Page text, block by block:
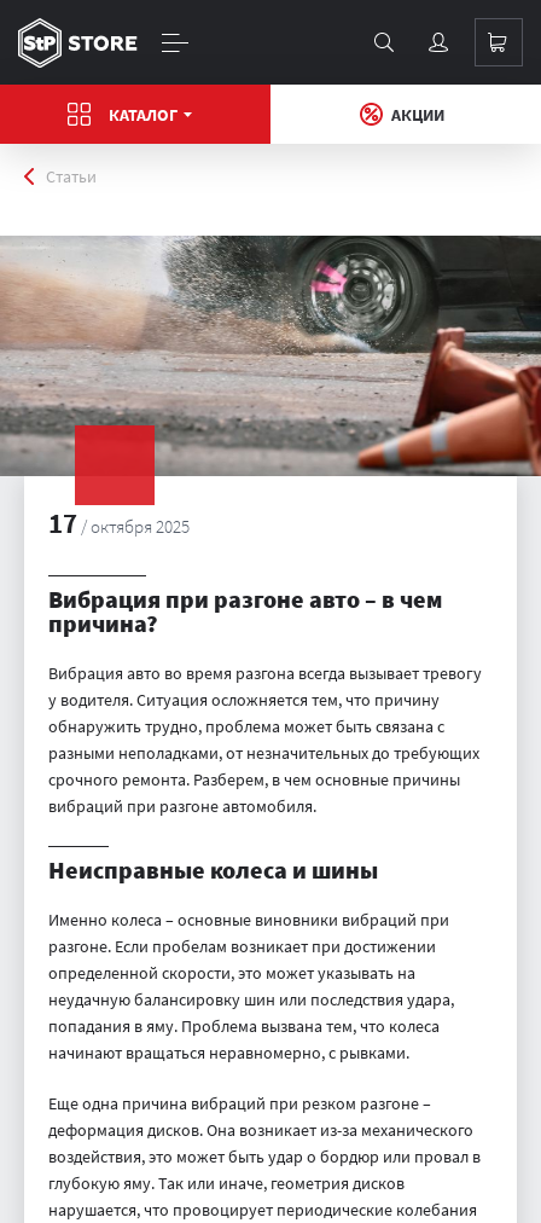
КАТАЛОГ АКЦИИ
Главная
Статьи
17 / октября 2025
Вибрация при разгоне авто – в чем
причина?
Вибрация авто во время разгона всегда вызывает тревогу
у водителя. Ситуация осложняется тем, что причину
обнаружить трудно, проблема может быть связана с
разными неполадками, от незначительных до требующих
срочного ремонта. Разберем, в чем основные причины
вибраций при разгоне автомобиля.
Неисправные колеса и шины
Именно колеса – основные виновники вибраций при
разгоне. Если пробелам возникает при достижении
определенной скорости, это может указывать на
неудачную балансировку шин или последствия удара,
попадания в яму. Проблема вызвана тем, что колеса
начинают вращаться неравномерно, с рывками.
Еще одна причина вибраций при резком разгоне –
деформация дисков. Она возникает из-за механического
воздействия, это может быть удар о бордюр или провал в
глубокую яму. Так или иначе, геометрия дисков
нарушается, что провоцирует периодические колебания